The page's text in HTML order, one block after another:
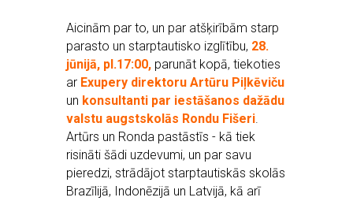
Aicinām par to, un par atšķirībām starp
parasto un starptautisko izglītību, 28.
jūnijā, pl.17:00, parunāt kopā, tiekoties
ar Exupery direktoru Artūru Piļkēviču
un konsultanti par iestāšanos dažādu
valstu augstskolās Rondu Fišeri.
Artūrs un Ronda pastāstīs - kā tiek
risināti šādi uzdevumi, un par savu
pieredzi, strādājot starptautiskās skolās
Brazīlijā, Indonēzijā un Latvijā, kā arī